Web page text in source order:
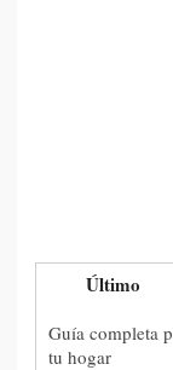
Último
Guía completa
tu hogar